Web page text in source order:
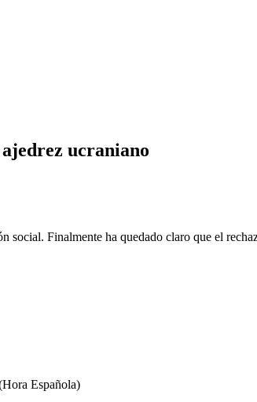
ucraniano
social. Finalmente ha quedado claro que el
Española)